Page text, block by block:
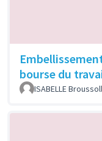
bourse du
ISABELLE